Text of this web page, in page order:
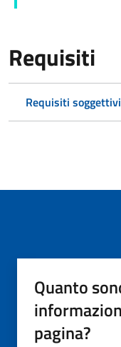
Requisiti
Requisiti soggettivi
Quanto
pagina?